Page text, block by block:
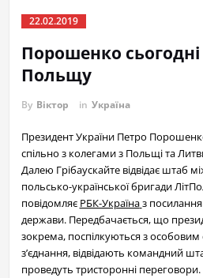
22.02.2019
Порошенко сьогодні
Польщу
By Віктор in Україна
Президент України Петро
спільно з колегами з Польщі та
Далею Грібаускайте відвідає штаб
польсько-української бригади
повідомляє РБК-Україназ
держави. Передбачається, що
зокрема, поспілкуються з особовим
з’єднання, відвідають командний
проведуть тристоронні